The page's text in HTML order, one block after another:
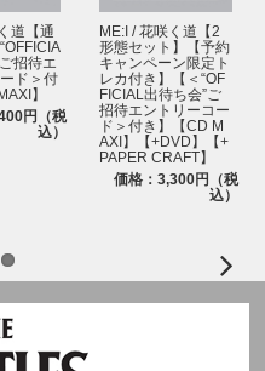
道【通
招待エ
ド＞付
】
円（税
込）
ME:I / 花咲く道【2
形態セット】【予約
キャンペーン限定ト
レカ付き】【＜“OF
FICIAL出待ち会”ご
招待エントリーコー
ド＞付き】【CD M
AXI】【+DVD】【+
PAPER CRAFT】
価格：3,300円（税
込）